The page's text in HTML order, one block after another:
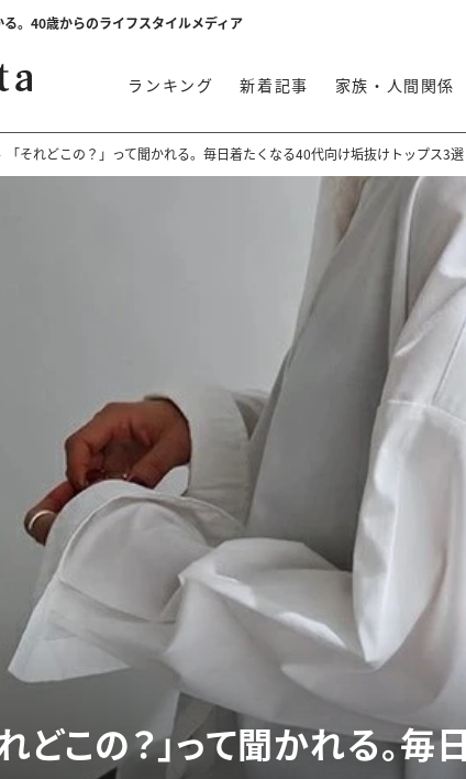
る。40歳からのライフスタイルメディア
ランキング 新着記事 家族・人間関係
「それどこの？」って聞かれる。毎日着たくなる40代向け垢抜けトップス3
れどこの？」って聞かれる。